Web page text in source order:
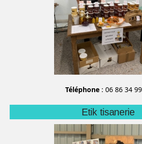
Téléphone: 06 86 34
Etik tisanerie